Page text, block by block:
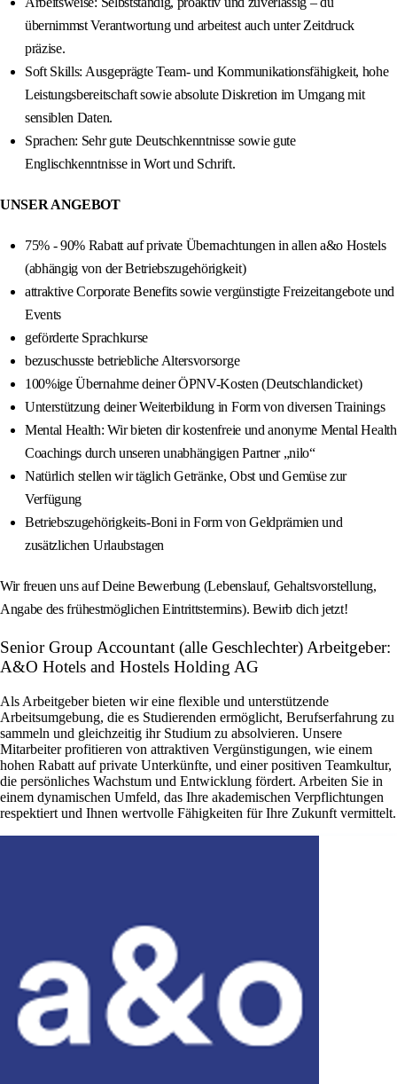
übernimmst Verantwortung und arbeitest auch unter Zeitdruck
präzise.
Soft Skills: Ausgeprägte Team- und Kommunikationsfähigkeit, hohe
Leistungsbereitschaft sowie absolute Diskretion im Umgang mit
sensiblen Daten.
Sprachen: Sehr gute Deutschkenntnisse sowie gute
Englischkenntnisse in Wort und Schrift.
UNSER ANGEBOT
75% - 90% Rabatt auf private Übernachtungen in allen a&o Hostels
(abhängig von der Betriebszugehörigkeit)
attraktive Corporate Benefits sowie vergünstigte Freizeitangebote und
Events
geförderte Sprachkurse
bezuschusste betriebliche Altersvorsorge
100%ige Übernahme deiner ÖPNV-Kosten (Deutschlandicket)
Unterstützung deiner Weiterbildung in Form von diversen Trainings
Mental Health: Wir bieten dir kostenfreie und anonyme Mental Health
Coachings durch unseren unabhängigen Partner „nilo“
Natürlich stellen wir täglich Getränke, Obst und Gemüse zur
Verfügung
Betriebszugehörigkeits-Boni in Form von Geldprämien und
zusätzlichen Urlaubstagen
Wir freuen uns auf Deine Bewerbung (Lebenslauf, Gehaltsvorstellung,
Angabe des frühestmöglichen Eintrittstermins). Bewirb dich jetzt!
Senior Group Accountant (alle Geschlechter) Arbeitgeber:
A&O Hotels and Hostels Holding AG
Als Arbeitgeber bieten wir eine flexible und unterstützende
Arbeitsumgebung, die es Studierenden ermöglicht, Berufserfahrung zu
sammeln und gleichzeitig ihr Studium zu absolvieren. Unsere
Mitarbeiter profitieren von attraktiven Vergünstigungen, wie einem
hohen Rabatt auf private Unterkünfte, und einer positiven Teamkultur,
die persönliches Wachstum und Entwicklung fördert. Arbeiten Sie in
einem dynamischen Umfeld, das Ihre akademischen Verpflichtungen
respektiert und Ihnen wertvolle Fähigkeiten für Ihre Zukunft vermittelt.